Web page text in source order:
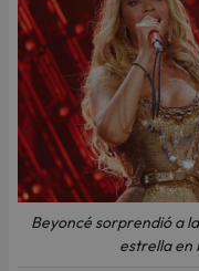
Beyoncé sorprendió a
estrella en